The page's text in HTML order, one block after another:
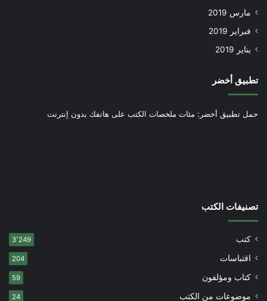
مارس 2019
فبراير 2019
يناير 2019
تطبيق أخضر
حمل تطبيق أخضر: مئات ملخصات الكتب على هاتفك بدون إنترنت
تصنيفات الكتب
كتب 3٬249
اقتباسات 204
كتاب ومؤلفون 59
موضوعات من الكتب 24